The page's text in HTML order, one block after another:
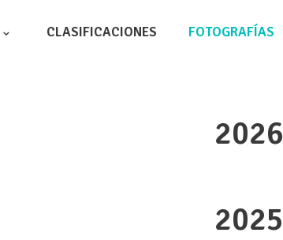
CLASIFICACIONES FOTOGRAFÍAS
2026
2025